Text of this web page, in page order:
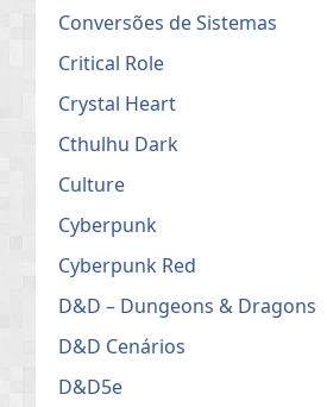
Conversões de Sistemas
Critical Role
Crystal Heart
Cthulhu Dark
Culture
Cyberpunk
Cyberpunk Red
D&D – Dungeons & Dragons
D&D Cenários
D&D5e